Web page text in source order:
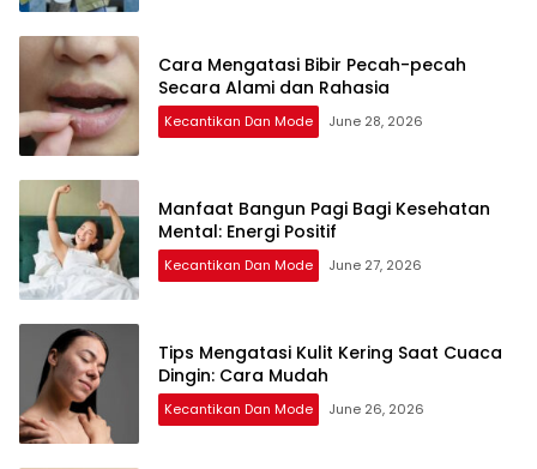
Cara Mengatasi Bibir Pecah-pecah
Secara Alami dan Rahasia
Kecantikan Dan Mode June 28, 2026
Manfaat Bangun Pagi Bagi Kesehatan
Mental: Energi Positif
Kecantikan Dan Mode June 27, 2026
Tips Mengatasi Kulit Kering Saat Cuaca
Dingin: Cara Mudah
Kecantikan Dan Mode June 26, 2026